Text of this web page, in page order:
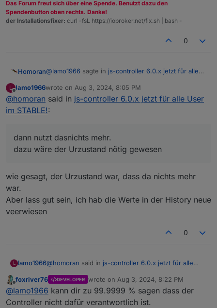
Das Forum freut sich über eine Spende. Benutzt dazu den
Spendenbutton oben rechts. Danke!
der Installationsfixer: curl -fsL https://iobroker.net/fix.sh | bash -
0
Homoran@lamo1966 sagte in js-controller 6.0.x jetzt für alle
die hab ich alle gerade vorhin neu angelegt.
L
Offline
lamo1966wrote on Aug 3, 2024, 8:05 PM
last edited by
@homoran said in js-controller 6.0.x jetzt für alle User
im STABLE!:
dann nutzt dasnichts mehr.
dazu wäre der Urzustand nötig gewesen
wie gesagt, der Urzustand war, dass da nichts mehr
war.
Aber lass gut sein, ich hab die Werte in der History neue
veerwiesen
0
L lamo1966@homoran said in js-controller 6.0.x jetzt für alle
dann nutzt dasnichts mehr.
dazu wäre der Urzustand nötig gewesen
wie gesagt, der Urzustand war, dass da nichts mehr
Offline
foxriver76 DEVELOPER wrote on Aug 3, 2024, 8:22 PM
last edited by
@lamo1966 kann dir zu 99.9999 % sagen dass der
Controller nicht dafür verantwortlich ist.